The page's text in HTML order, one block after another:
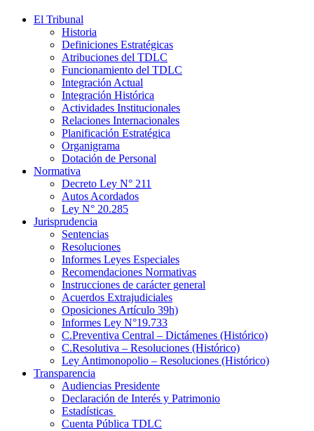
El Tribunal
Historia
Definiciones Estratégicas
Atribuciones del TDLC
Funcionamiento del TDLC
Integración Actual
Integración Histórica
Actividades Institucionales
Relaciones Internacionales
Planificación Estratégica
Organigrama
Dotación de Personal
Normativa
Decreto Ley N° 211
Autos Acordados
Ley N° 20.285
Jurisprudencia
Sentencias
Resoluciones
Informes Leyes Especiales
Recomendaciones Normativas
Instrucciones de carácter general
Acuerdos Extrajudiciales
Oposiciones Artículo 39h)
Informes Ley N°19.733
C.Preventiva Central – Dictámenes (Histórico)
C.Resolutiva – Resoluciones (Histórico)
Ley Antimonopolio – Resoluciones (Histórico)
Transparencia
Audiencias Presidente
Declaración de Interés y Patrimonio
Estadísticas
Cuenta Pública TDLC